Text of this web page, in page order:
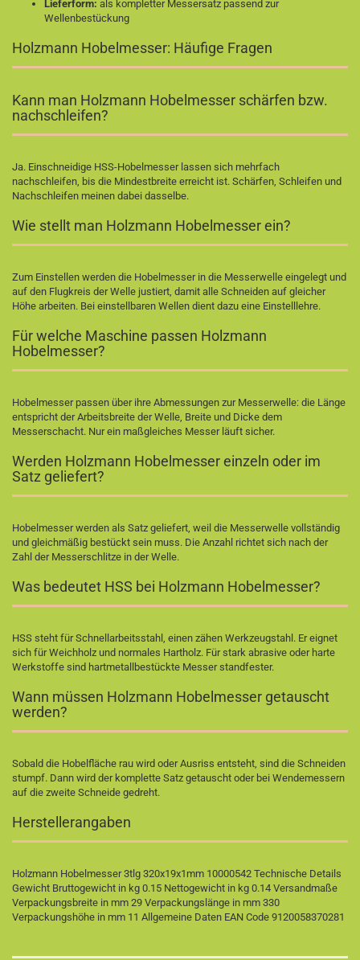
Lieferform: als kompletter Messersatz passend zur
Wellenbestückung
Holzmann Hobelmesser: Häufige Fragen
Kann man Holzmann Hobelmesser schärfen bzw.
nachschleifen?
Ja. Einschneidige HSS-Hobelmesser lassen sich mehrfach
nachschleifen, bis die Mindestbreite erreicht ist. Schärfen, Schleifen und
Nachschleifen meinen dabei dasselbe.
Wie stellt man Holzmann Hobelmesser ein?
Zum Einstellen werden die Hobelmesser in die Messerwelle eingelegt und
auf den Flugkreis der Welle justiert, damit alle Schneiden auf gleicher
Höhe arbeiten. Bei einstellbaren Wellen dient dazu eine Einstelllehre.
Für welche Maschine passen Holzmann
Hobelmesser?
Hobelmesser passen über ihre Abmessungen zur Messerwelle: die Länge
entspricht der Arbeitsbreite der Welle, Breite und Dicke dem
Messerschacht. Nur ein maßgleiches Messer läuft sicher.
Werden Holzmann Hobelmesser einzeln oder im
Satz geliefert?
Hobelmesser werden als Satz geliefert, weil die Messerwelle vollständig
und gleichmäßig bestückt sein muss. Die Anzahl richtet sich nach der
Zahl der Messerschlitze in der Welle.
Was bedeutet HSS bei Holzmann Hobelmesser?
HSS steht für Schnellarbeitsstahl, einen zähen Werkzeugstahl. Er eignet
sich für Weichholz und normales Hartholz. Für stark abrasive oder harte
Werkstoffe sind hartmetallbestückte Messer standfester.
Wann müssen Holzmann Hobelmesser getauscht
werden?
Sobald die Hobelfläche rau wird oder Ausriss entsteht, sind die Schneiden
stumpf. Dann wird der komplette Satz getauscht oder bei Wendemessern
auf die zweite Schneide gedreht.
Herstellerangaben
Holzmann Hobelmesser 3tlg 320x19x1mm 10000542 Technische Details
Gewicht Bruttogewicht in kg 0.15 Nettogewicht in kg 0.14 Versandmaße
Verpackungsbreite in mm 29 Verpackungslänge in mm 330
Verpackungshöhe in mm 11 Allgemeine Daten EAN Code 9120058370281